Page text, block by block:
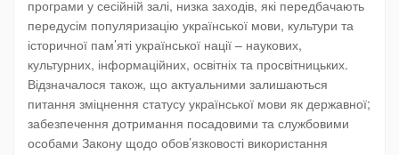
програми у сесійній залі, низка заходів, які передбачають
передусім популяризацію української мови, культури та
історичної пам’яті української нації – наукових,
культурних, інформаційних, освітніх та просвітницьких.
Відзначалося також, що актуальними залишаються
питання зміцнення статусу української мови як державної;
забезпечення дотримання посадовими та службовими
особами Закону щодо обов’язковості використання